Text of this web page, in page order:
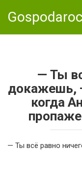
— Ты
докажешь,
когда
— Ты всё равно